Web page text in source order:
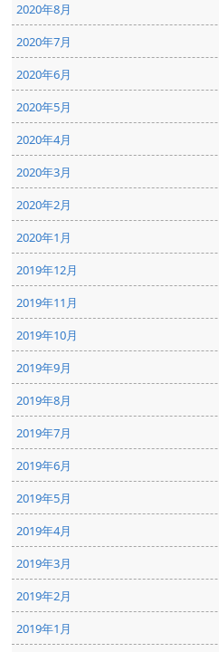
2020年8月
2020年7月
2020年6月
2020年5月
2020年4月
2020年3月
2020年2月
2020年1月
2019年12月
2019年11月
2019年10月
2019年9月
2019年8月
2019年7月
2019年6月
2019年5月
2019年4月
2019年3月
2019年2月
2019年1月